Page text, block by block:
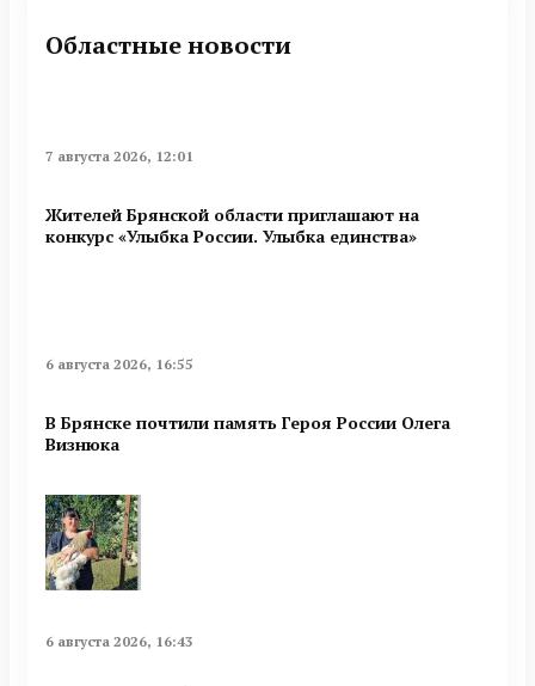
Областные новости
7 августа 2026, 12:01
Жителей Брянской области приглашают на
конкурс «Улыбка России. Улыбка единства»
6 августа 2026, 16:55
В Брянске почтили память Героя России Олега
Визнюка
6 августа 2026, 16:43